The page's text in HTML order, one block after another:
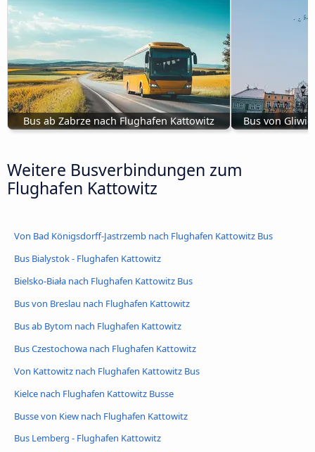
Bus ab Zabrze nach Flughafen Kattowitz Bus von
Weitere Busverbindungen zum
Flughafen Kattowitz
Von Bad Königsdorff-Jastrzemb nach Flughafen Kattowitz Bus
Bus Bialystok - Flughafen Kattowitz
Bielsko-Biała nach Flughafen Kattowitz Bus
Bus von Breslau nach Flughafen Kattowitz
Bus ab Bytom nach Flughafen Kattowitz
Bus Czestochowa nach Flughafen Kattowitz
Von Kattowitz nach Flughafen Kattowitz Bus
Kielce nach Flughafen Kattowitz Busse
Busse von Kiew nach Flughafen Kattowitz
Bus Lemberg - Flughafen Kattowitz